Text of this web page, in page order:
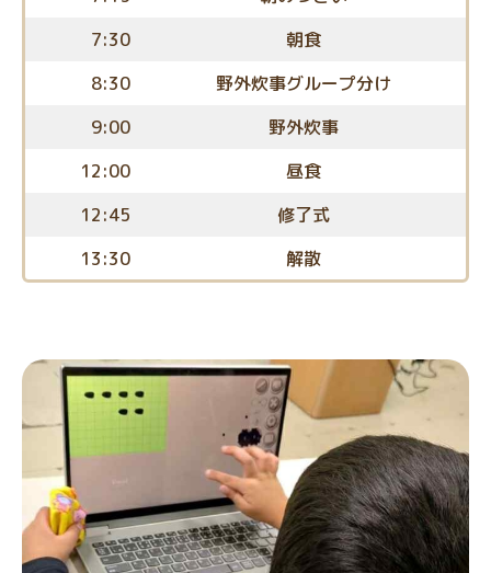
7:30
朝食
8:30
野外炊事グループ分け
9:00
野外炊事
12:00
昼食
12:45
修了式
13:30
解散